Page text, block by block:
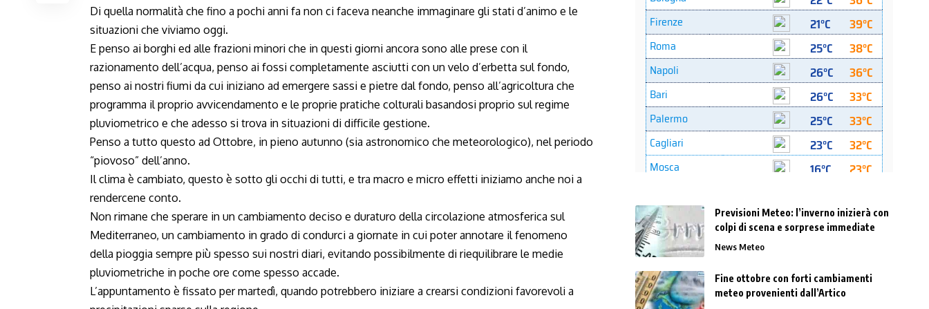
Di quella normalità che fino a pochi anni fa non ci faceva neanche immaginare gli stati d’animo e le
situazioni che viviamo oggi.
E penso ai borghi ed alle frazioni minori che in questi giorni ancora sono alle prese con il
razionamento dell’acqua, penso ai fossi completamente asciutti con un velo d’erbetta sul fondo,
penso ai nostri fiumi da cui iniziano ad emergere sassi e pietre dal fondo, penso all’agricoltura che
programma il proprio avvicendamento e le proprie pratiche colturali basandosi proprio sul regime
pluviometrico e che adesso si trova in situazioni di difficile gestione.
Penso a tutto questo ad Ottobre, in pieno autunno (sia astronomico che meteorologico), nel periodo
“piovoso” dell’anno.
Il clima è cambiato, questo è sotto gli occhi di tutti, e tra macro e micro effetti iniziamo anche noi a
rendercene conto.
Non rimane che sperare in un cambiamento deciso e duraturo della circolazione atmosferica sul
Mediterraneo, un cambiamento in grado di condurci a giornate in cui poter annotare il fenomeno
della pioggia sempre più spesso sui nostri diari, evitando possibilmente di riequilibrare le medie
pluviometriche in poche ore come spesso accade.
L’appuntamento è fissato per martedì, quando potrebbero iniziare a crearsi condizioni favorevoli a
Previsioni Meteo: l’inverno inizierà con
colpi di scena e sorprese immediate
News Meteo
Fine ottobre con forti cambiamenti
meteo provenienti dall’Artico